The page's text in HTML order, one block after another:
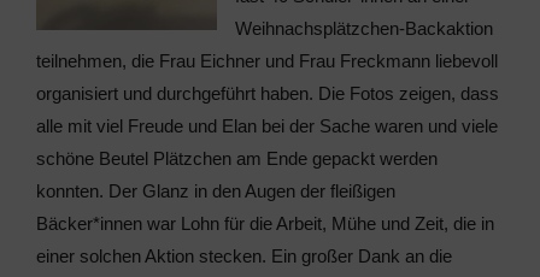
Weihnachsplätzchen-Backaktion
teilnehmen, die Frau Eichner und Frau Freckmann liebevoll
organisiert und durchgeführt haben. Die Fotos zeigen, dass
alle mit viel Freude und Elan bei der Sache waren und viele
schöne Beutel Plätzchen am Ende gepackt werden
konnten. Der Glanz in den Augen der fleißigen
Bäcker*innen war Lohn für die Arbeit, Mühe und Zeit, die in
einer solchen Aktion stecken. Ein großer Dank an die